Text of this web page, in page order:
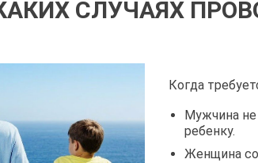
СЛУЧАЯХ
Когда
Мужчина
ребенку.
Женщина